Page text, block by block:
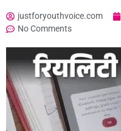
justforyouthvoice.com
No Comments